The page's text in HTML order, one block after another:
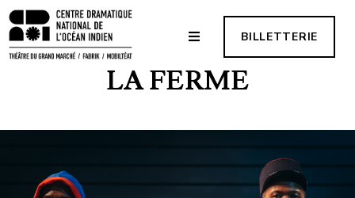
BILLETTERIE
LA FERME